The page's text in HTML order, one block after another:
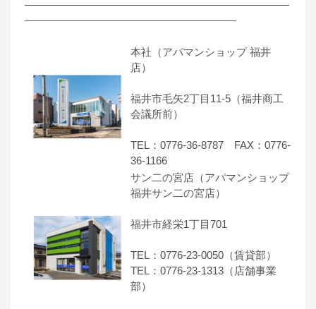
―――――――――――――――――――――――――
――――――――――――――――――――
本社（アパマンショップ 福井
店）
福井市毛矢2丁目11-5（福井商工
会議所前）
TEL：0776-36-8787 FAX：0776-
36-1166
サン二の宮店（アパマンショップ
福井サン二の宮店）
福井市経栄1丁目701
TEL：0776-23-0050（賃貸部）
TEL：0776-23-1313（店舗事業
部）